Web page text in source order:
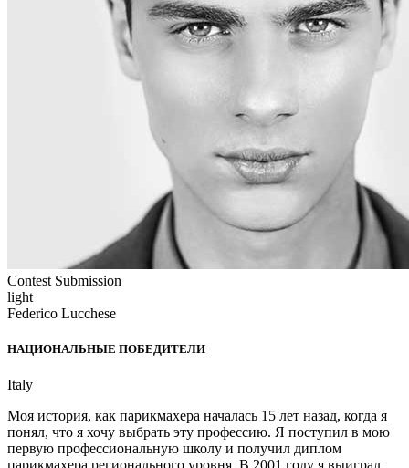
Contest Submission
light
Federico Lucchese
НАЦИОНАЛЬНЫЕ ПОБЕДИТЕЛИ
Italy
Моя история, как парикмахера началась 15 лет назад, когда я
понял, что я хочу выбрать эту профессию. Я поступил в мою
первую профессиональную школу и получил диплом
парикмахера регионального уровня. В 2001 году я выиграл